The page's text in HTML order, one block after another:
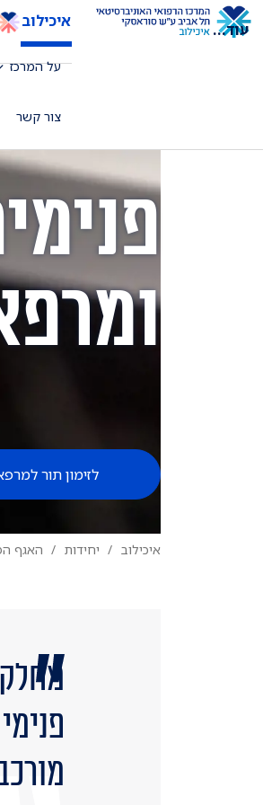
איכילוב
על המרכז
צור קשר
עוד...
לזימון תור
איכילוב יחידות האגף